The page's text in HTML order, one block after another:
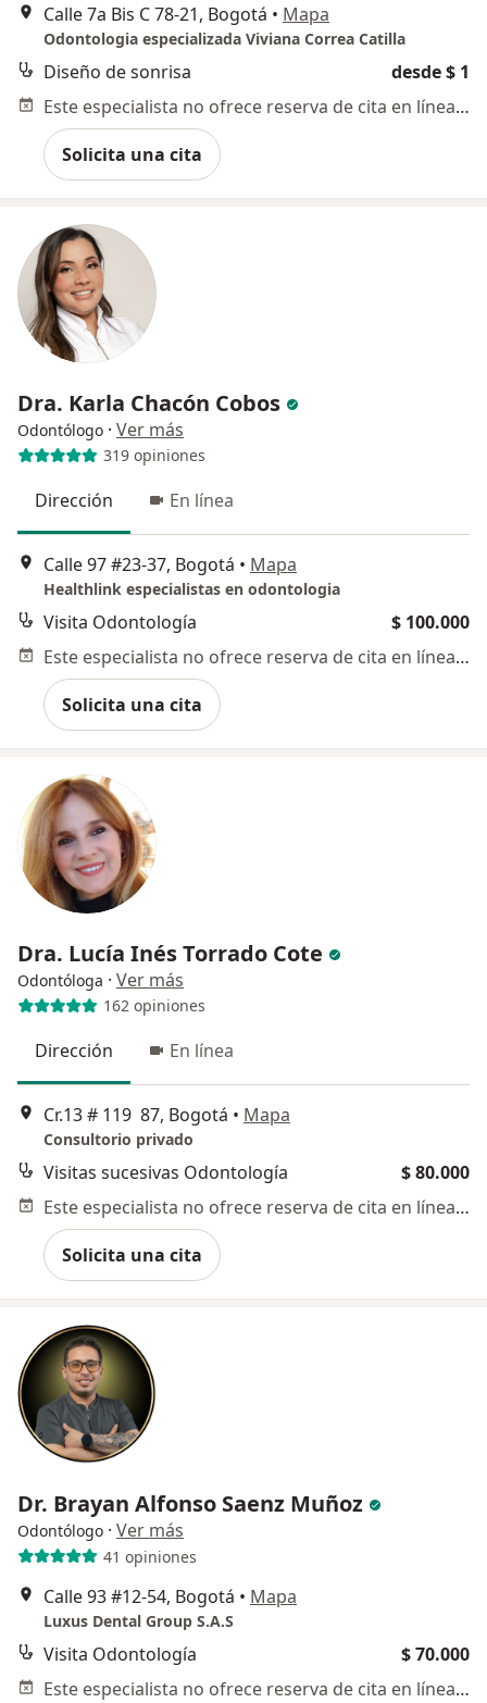
Calle 7a Bis C 78-21, Bogotá • Mapa
Odontologia especializada Viviana Correa Catilla
Diseño de sonrisa
desde $ 1
Este especialista no ofrece reserva de cita en línea en esta dirección.
Solicita una cita
Dra. Karla Chacón Cobos
Odontólogo · Ver más
319 opiniones
Dirección En línea
Calle 97 #23-37, Bogotá • Mapa
Healthlink especialistas en odontologia
Visita Odontología
$ 100.000
Este especialista no ofrece reserva de cita en línea en esta dirección.
Solicita una cita
Dra. Lucía Inés Torrado Cote
Odontóloga · Ver más
162 opiniones
Dirección En línea
Cr.13 # 119 87, Bogotá • Mapa
Consultorio privado
Visitas sucesivas Odontología
$ 80.000
Este especialista no ofrece reserva de cita en línea en esta dirección.
Solicita una cita
Dr. Brayan Alfonso Saenz Muñoz
Odontólogo · Ver más
41 opiniones
Calle 93 #12-54, Bogotá • Mapa
Luxus Dental Group S.A.S
Visita Odontología
$ 70.000
Este especialista no ofrece reserva de cita en línea en esta dirección.